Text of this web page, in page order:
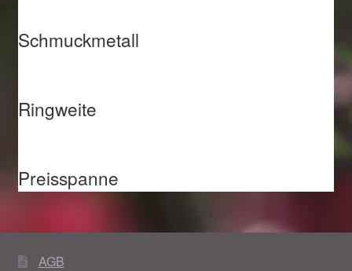
Schmuckmetall
Ringweite
Preisspanne
AGB